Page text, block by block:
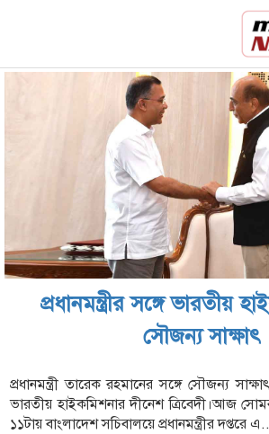
পরীক্ষায় খারাপ করলে হতাশ না হয়ে যা করা
প্রধানমন্ত্রীর সঙ্গে ভারতীয়
সৌজন্য সাক্ষাৎ
প্রধানমন্ত্রী তারেক রহমানের সঙ্গে সৌজন্য
ভারতীয় হাইকমিশনার দীনেশ ত্রিবেদী।আজ
১১টায় বাংলাদেশ সচিবালয়ে প্রধানমন্ত্রীর দপ্তরে